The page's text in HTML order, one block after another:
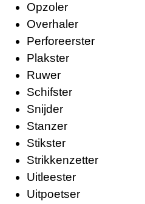
Opzoler
Overhaler
Perforeerster
Plakster
Ruwer
Schifster
Snijder
Stanzer
Stikster
Strikkenzetter
Uitleester
Uitpoetser